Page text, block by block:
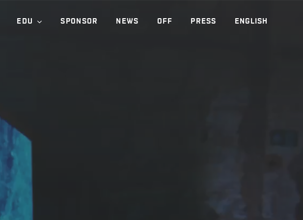
EDU SPONSOR NEWS OFF PRESS ENGLISH